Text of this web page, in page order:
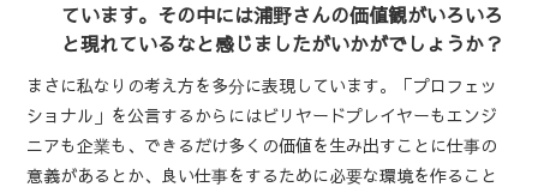
ています。その中には浦野さんの価値観がいろいろ
と現れているなと感じましたがいかがでしょうか？
まさに私なりの考え方を多分に表現しています。「プロフェッ
ショナル」を公言するからにはビリヤードプレイヤーもエンジ
ニアも企業も、できるだけ多くの価値を生み出すことに仕事の
意義があるとか、良い仕事をするために必要な環境を作ること